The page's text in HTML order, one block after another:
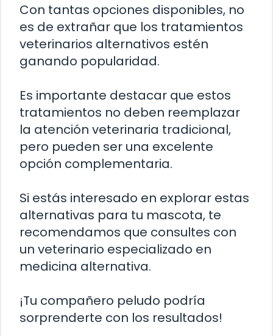
Con tantas opciones disponibles, no
es de extrañar que los tratamientos
veterinarios alternativos estén
ganando popularidad.
Es importante destacar que estos
tratamientos no deben reemplazar
la atención veterinaria tradicional,
pero pueden ser una excelente
opción complementaria.
Si estás interesado en explorar estas
alternativas para tu mascota, te
recomendamos que consultes con
un veterinario especializado en
medicina alternativa.
¡Tu compañero peludo podría
sorprenderte con los resultados!